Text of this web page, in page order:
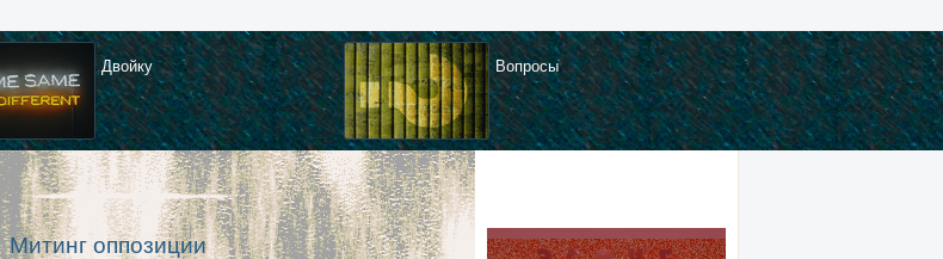
Двойку Вопросы
Митинг оппозиции